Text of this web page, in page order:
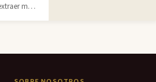
Máquina para extraer mosto de la uva. Prensas hidráulicas, neumáticas y de viga